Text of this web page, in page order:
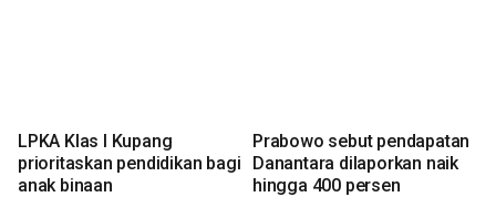
LPKA Klas I Kupang
prioritaskan pendidikan bagi
anak binaan
Prabowo sebut pendapatan
Danantara dilaporkan naik
hingga 400 persen